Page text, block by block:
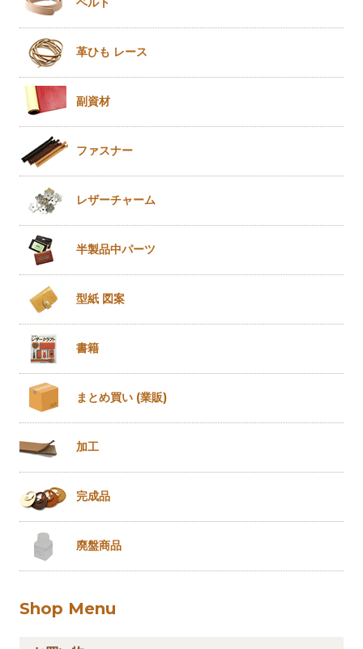
革ひも レース
副資材
ファスナー
レザーチャーム
半製品中パーツ
型紙 図案
書籍
まとめ買い (業販)
加工
完成品
廃盤商品
Shop Menu